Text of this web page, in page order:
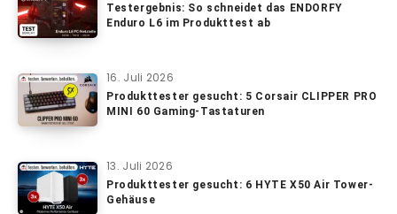
Testergebnis: So schneidet das ENDORFY
Enduro L6 im Produkttest ab
16. Juli 2026
Produkttester gesucht: 5 Corsair CLIPPER PRO
MINI 60 Gaming-Tastaturen
13. Juli 2026
Produkttester gesucht: 6 HYTE X50 Air Tower-
Gehäuse